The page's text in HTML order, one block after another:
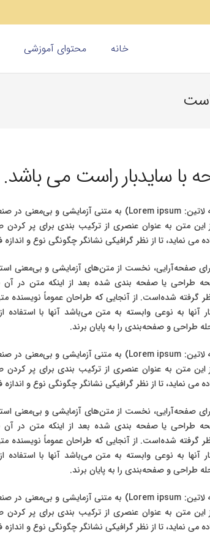
خانه محتوای آموزشی
با سایدبار راست می باشد.
لاتین: Lorem ipsum) به متنی آزمایشی و بی‌معنی در
متن به عنوان عنصری از ترکیب بندی برای پر
می نماید، تا از نظر گرافیکی نشانگر چگونگی نوع و
صفحه‌آرایی، نخست از متن‌های آزمایشی و بی‌معنی
طراحی یا صفحه بندی شده بعد از اینکه متن در آن
گرفته شده‌است. از آنجایی که طراحان عموماً
آنها به نوعی وابسته به متن می‌باشد آنها با
طراحی و صفحه‌بندی را به پایان برند.
لاتین: Lorem ipsum) به متنی آزمایشی و بی‌معنی در
متن به عنوان عنصری از ترکیب بندی برای پر
می نماید، تا از نظر گرافیکی نشانگر چگونگی نوع و
صفحه‌آرایی، نخست از متن‌های آزمایشی و بی‌معنی
طراحی یا صفحه بندی شده بعد از اینکه متن در آن
گرفته شده‌است. از آنجایی که طراحان عموماً
آنها به نوعی وابسته به متن می‌باشد آنها با
طراحی و صفحه‌بندی را به پایان برند.
لاتین: Lorem ipsum) به متنی آزمایشی و بی‌معنی در
متن به عنوان عنصری از ترکیب بندی برای پر
می نماید، تا از نظر گرافیکی نشانگر چگونگی نوع و